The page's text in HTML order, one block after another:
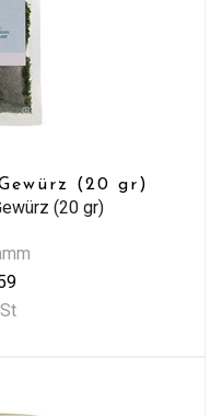
(20 gr)
(20 gr)